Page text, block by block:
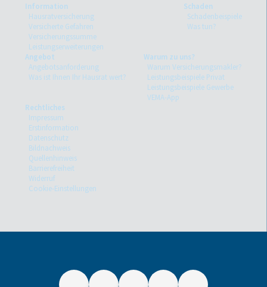
Information
Hausratversicherung
Versicherte Gefahren
Versicherungssumme
Leistungserweiterungen
Schaden
Schadenbeispiele
Was tun?
Angebot
Angebotsanforderung
Was ist Ihnen Ihr Hausrat wert?
Warum zu uns?
Warum Versicherungsmakler?
Leistungsbeispiele Privat
Leistungsbeispiele Gewerbe
VEMA-App
Rechtliches
Impressum
Erstinformation
Datenschutz
Bildnachweis
Quellenhinweis
Barrierefreiheit
Widerruf
Cookie-Einstellungen